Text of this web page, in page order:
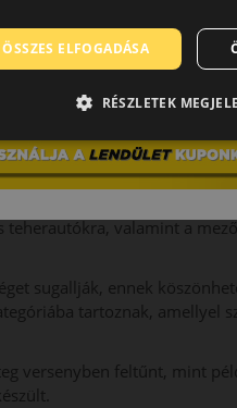
Ford – a márka
leadva az akkori iparág
a világ
is a márka
hogy a hasonló értékeket
mai napig a Bridgestone,
téli, nyári és négy évszakos
valamint a
sugallják, ennek
tartoznak, amellyel
versenyben feltűnt, mint
ÖSSZES ELFOGADÁSA
RÉSZLETEK